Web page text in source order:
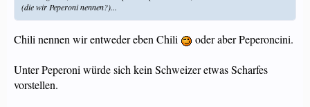
(die wir Peperoni nennen?)...
Chili nennen wir entweder eben Chili oder aber Peperoncini.
Unter Peperoni würde sich kein Schweizer etwas Scharfes
vorstellen.